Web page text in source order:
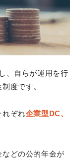
、自らが運用を行
度です。
れぞれ企業型DC、
どの公的年金が